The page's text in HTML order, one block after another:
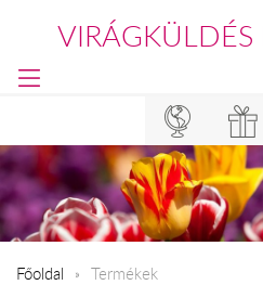
VIRÁGKÜLDÉS
Főoldal Termékek